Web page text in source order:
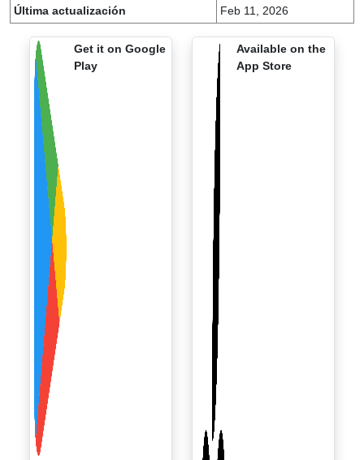
Última actualización
Feb 11, 2026
Get it on Google
Play
Available on the
App Store